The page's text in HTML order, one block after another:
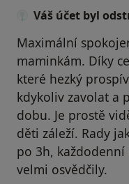
Váš účet byl
Maximální
maminkám. Díky
které hezký
kdykoliv zavolat a
dobu. Je prostě
děti záleží. Rady
po 3h,
velmi osvědčily.